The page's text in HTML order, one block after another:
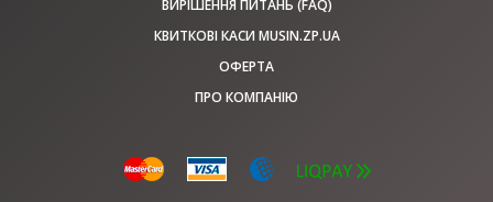
ВИРІШЕННЯ ПИТАНЬ (FAQ)
КВИТКОВІ КАСИ MUSIN.ZP.UA
ОФЕРТА
ПРО КОМПАНІЮ